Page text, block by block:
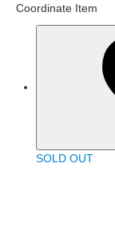
Coordinate Item
SOLD OUT